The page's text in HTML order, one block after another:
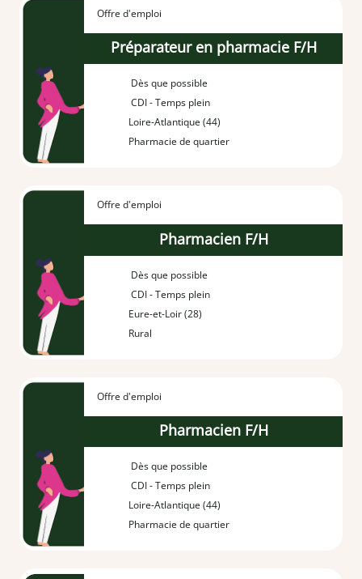
Offre d'emploi
Préparateur en pharmacie F/H
Dès que possible
CDI - Temps plein
Loire-Atlantique (44)
Pharmacie de quartier
Offre d'emploi
Pharmacien F/H
Dès que possible
CDI - Temps plein
Eure-et-Loir (28)
Rural
Offre d'emploi
Pharmacien F/H
Dès que possible
CDI - Temps plein
Loire-Atlantique (44)
Pharmacie de quartier